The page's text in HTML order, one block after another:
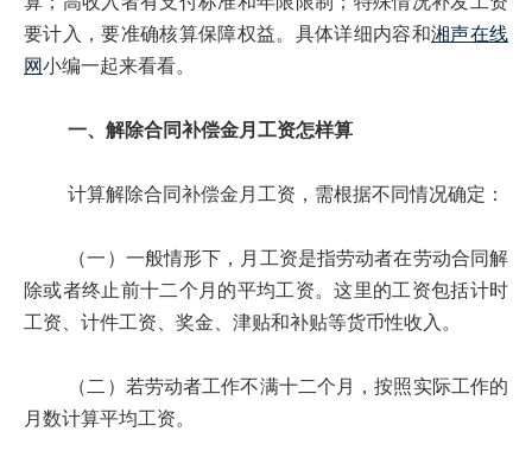
要计入，要准确核算保障权益。具体详细内容和湘声在线
网小编一起来看看。
一、解除合同补偿金月工资怎样算
计算解除合同补偿金月工资，需根据不同情况确定：
（一）一般情形下，月工资是指劳动者在劳动合同解
除或者终止前十二个月的平均工资。这里的工资包括计时
工资、计件工资、奖金、津贴和补贴等货币性收入。
（二）若劳动者工作不满十二个月，按照实际工作的
月数计算平均工资。